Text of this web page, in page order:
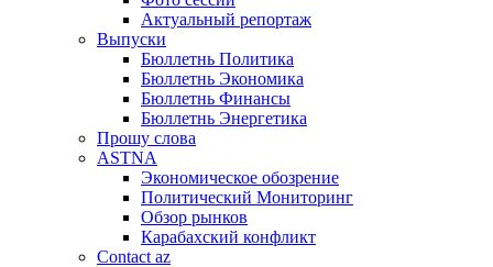
Актуальный репортаж
Выпуски
Бюллетнь Политика
Бюллетнь Экономика
Бюллетнь Финансы
Бюллетнь Энергетика
Прошу слова
ASTNA
Экономическое обозрение
Политический Мониторинг
Обзор рынков
Карабахский конфликт
Contact az